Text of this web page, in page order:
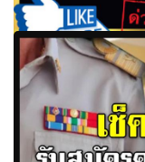
เปิดรับสมัครสอบนัก
443 อัตรา